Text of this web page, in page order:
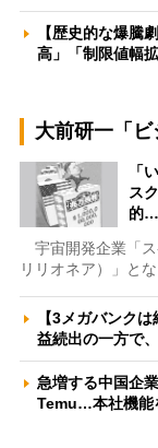
【歴史的な爆騰
高」「制限値幅
大前研一「
「
ス
的…
宇宙開発企業「ス
リリオネア）」と
【3メガバンク
益続出の一方で
急増する中国企
Temu…本社機能